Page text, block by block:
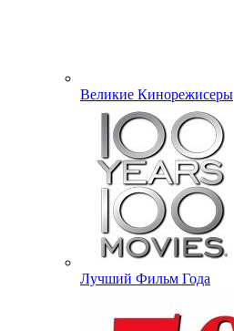
Великие Кинорежисеры
Лучший Фильм Года